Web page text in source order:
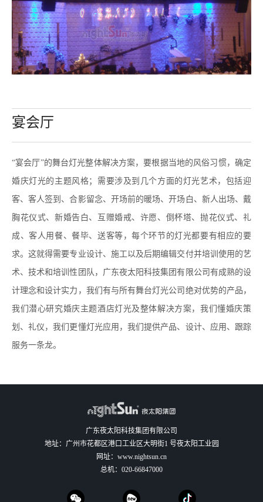
宴会厅
作者：
发布时间： 2020-05-12 09:35
访问量：
“宴会厅”的舞台灯光整体解决方案，要根据当地的风俗习惯，确定
婚庆灯光的主题风格；需要涉及到几个方面的灯光艺术，包括迎
客、客人签到、合影留念、开场前的暖场、开场白、新人出场、戴
胸花仪式、新婚告白、互赠婚戒、许愿、倒杯塔、抛花仪式、礼
成、客人用餐、餐毕、送客等，每个环节的灯光都要有相应的要
求。这就得需要专业设计、施工以及后期编辑交付并培训使用的艺
术、技术和培训性团队，广东夜太阳科技集团有限公司有成熟的设
计理念和设计实力，我们有与所有舞台灯光公司绝对优势的产品，
我们潜心研究婚庆主题酒店灯光及整体解决方案，我们懂婚庆策
划、礼仪，我们更懂灯光应用，我们提供产品、设计、应用、跟踪
服务一条龙。
广东夜太阳科技集团有限公司
地址：广州市花都区港口工业区大明街1 号夜太阳工业园
网址： www.nightsun.cn
总机： 020-66847000